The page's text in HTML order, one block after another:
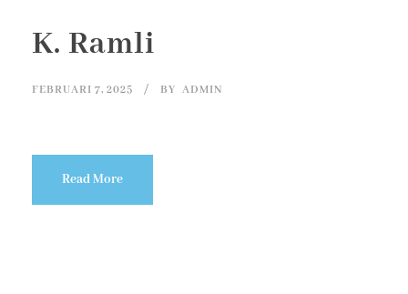
K. Ramli
FEBRUARI 7, 2025 BY ADMIN
Read More